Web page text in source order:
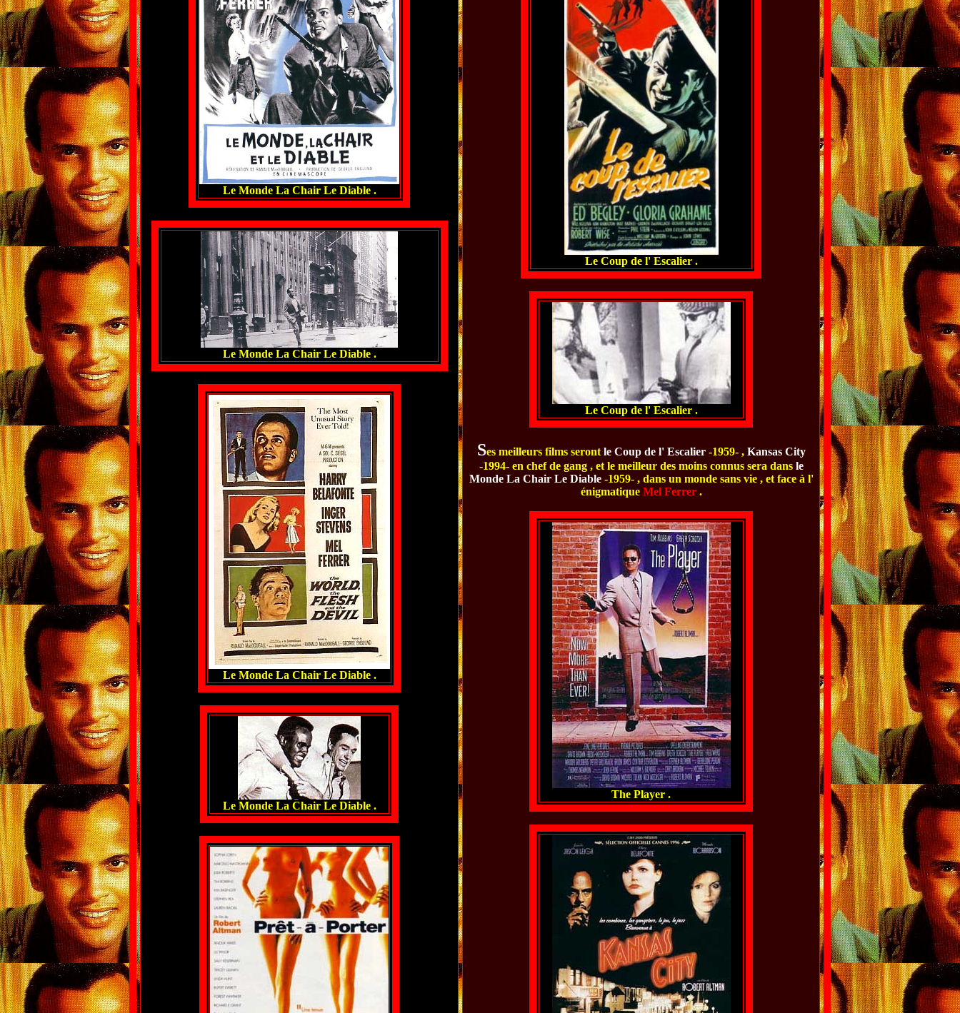
Le Monde La Chair Le Diable .
Le Monde La Chair Le Diable .
Le Monde La Chair Le Diable .
Le Monde La Chair Le Diable .
Le Coup de l' Escalier .
Le Coup de l' Escalier .
Ses meilleurs films seront le Coup de l' Escalier-1959- , Kansas City
-1994- en chef de gang , et le meilleur des moins connus sera dansle
Monde La Chair Le Diable-1959- , dans un monde sans vie , et face à l'
énigmatique Mel Ferrer .
The Player .